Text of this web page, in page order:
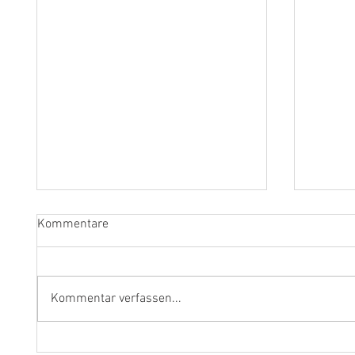
Kommentare
Kommentar verfassen...